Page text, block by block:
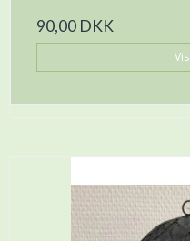
90,00 DKK